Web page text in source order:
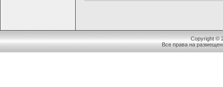
Copyright ©
Все права на